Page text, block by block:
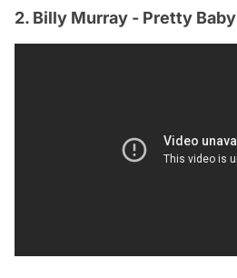
2. Billy Murray - Pretty Baby